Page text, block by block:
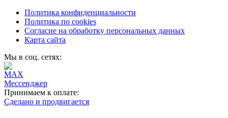
Политика конфиденциальности
Политика по cookies
Согласие на обработку персональных данных
Карта сайта
Мы в соц. сетях:
Принимаем к оплате:
Сделано и продвигается